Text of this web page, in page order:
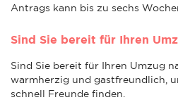
Antrags kann bis zu sechs
Sind Sie bereit für Ihren
Sind Sie bereit für Ihren Umzug
warmherzig und gastfreundlich,
schnell Freunde finden.